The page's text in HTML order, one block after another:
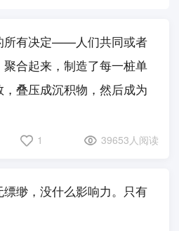
所有决定——人们共同或者
合起来，制造了每一桩单
叠压成沉积物，然后成为
1 39653人阅读
缈，没什么影响力。只有